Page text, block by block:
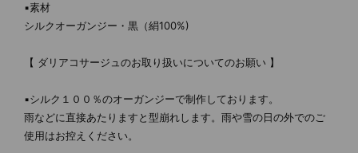
▪素材
シルクオーガンジー・黒（絹100%)
【 ダリアコサージュのお取り扱いについてのお願い 】
▪シルク１００％のオーガンジーで制作しております。
雨などに直接あたりますと型崩れします。雨や雪の日の外でのご
使用はお控えください。